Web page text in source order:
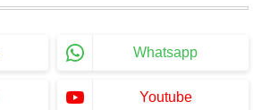
Whatsapp
Youtube